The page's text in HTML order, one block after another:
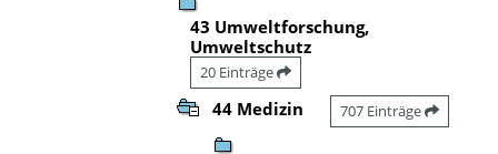
43 Umweltforschung,
Umweltschutz
20 Einträge
44 Medizin 707 Einträge